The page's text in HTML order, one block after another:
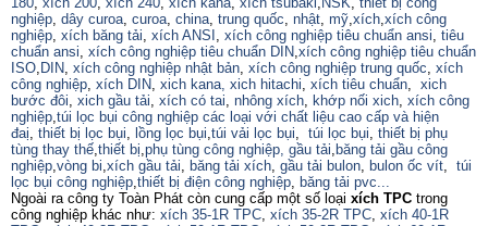
nghiệp, dây curoa, curoa, china, trung quốc, nhật, mỹ,xích,xích công
nghiệp, xích băng tải, xích ANSI , xích công nghiệp tiêu chuẩn ansi, tiêu
chuẩn ansi, xích công nghiệp tiêu chuẩn DIN,xích công nghiệp tiêu chuẩn
ISO, DIN, xích công nghiệp nhật bản, xích công nghiệp trung quốc, xích
công nghiệp, xích DIN, xich kana, xich hitachi, xích tiêu chuẩn, xich
bước đôi, xich gầu tải, xích có tai, nhông xích, khớp nối xich, xích công
nghiệp,túi lọc bụi công nghiệp các loại với chất liệu cao cấp và hiện
đaị, thiết bị lọc bụi, lồng lọc bụi,túi vải lọc bụi, túi lọc bụi, thiết bị phụ
tùng thay thế,thiết bị,phụ tùng công nghiệp, gầu tải, băng tải gầu công
nghiệp,vòng bi,xích gầu tải, băng tải xích, gầu tải bulon, bulon ốc vít, túi
lọc bụi công nghiệp,thiết bị điện công nghiệp, băng tải pvc...
Ngoài ra công ty Toàn Phát còn cung cấp một số loại xích TPC trong
công nghiệp khác như: xích 35-1R TPC, xích 35-2R TPC, xích 40-1R